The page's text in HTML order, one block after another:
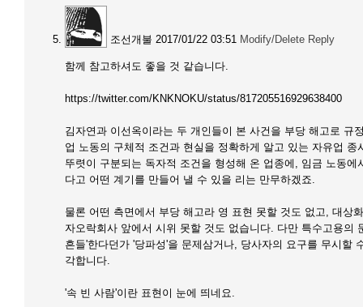
조선개불 2017/01/22 03:51 Modify/Delete Reply
함께 참고하셔도 좋을 것 같습니다.
https://twitter.com/KNKNOKU/status/817205516929638400
김자연과 이선옥이라는 두 개인들이 본 사건을 부당 해고로 규
업 노동의 구체적 조건과 현실을 정확하게 알고 있는 자유업
뚜렷이 구분되는 독자적 조건을 형성해 온 업종에, 임금 노동
다고 어떤 계기를 만들어 낼 수 있을 리는 만무하겠죠.
물론 어떤 측면에서 부당 해고라 영 표현 못할 것도 없고, 대상
자오락회사 앞에서 시위 못할 것도 없습니다. 다만 특수고용의
흔들'한다던가 '당파성'을 문제삼거나, 당사자의 요구를 무시할
각합니다.
'속 빈 사람'이란 표현이 눈에 띄네요.